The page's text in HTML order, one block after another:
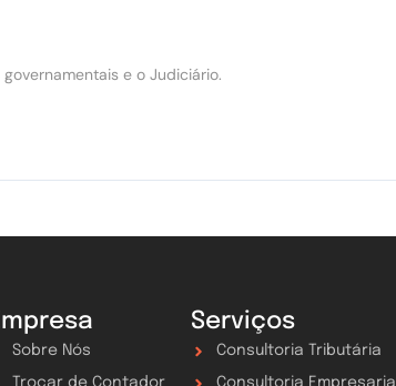
e o Judiciário.
Sobre Nós
Serviços
Consultoria Tributária